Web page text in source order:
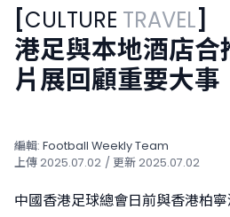
CULTURE TRAVEL
港足與本地酒店合
片展回顧重要大事
編輯: Football Weekly Team
上傳2025.07.02 / 更新2025.07.02
中國香港足球總會日前與香港柏